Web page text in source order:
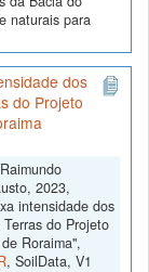
naturais para
dos
do Projeto
2023,
intensidade dos
do Projeto
Roraima",
, SoilData, V1